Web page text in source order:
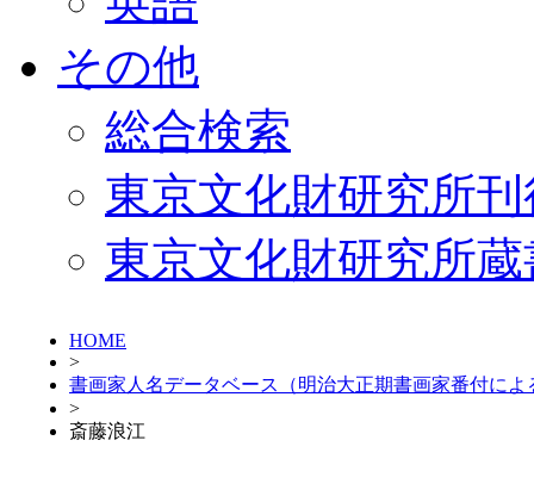
その他
総合検索
東京文化財研究所
東京文化財研究所
HOME
>
書画家人名データベース（明治大正期書画家番付によ
>
斎藤浪江